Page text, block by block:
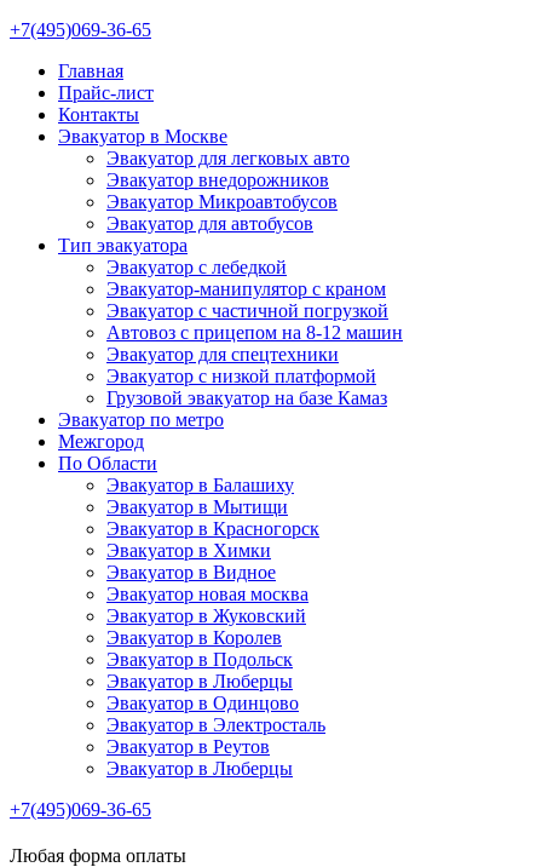
+7(495)069-36-65
Главная
Прайс-лист
Контакты
Эвакуатор в Москве
Эвакуатор для легковых авто
Эвакуатор внедорожников
Эвакуатор Микроавтобусов
Эвакуатор для автобусов
Тип эвакуатора
Эвакуатор с лебедкой
Эвакуатор-манипулятор с краном
Эвакуатор с частичной погрузкой
Автовоз с прицепом на 8-12 машин
Эвакуатор для спецтехники
Эвакуатор с низкой платформой
Грузовой эвакуатор на базе Камаз
Эвакуатор по метро
Межгород
По Области
Эвакуатор в Балашиху
Эвакуатор в Мытищи
Эвакуатор в Красногорск
Эвакуатор в Химки
Эвакуатор в Видное
Эвакуатор новая москва
Эвакуатор в Жуковский
Эвакуатор в Королев
Эвакуатор в Подольск
Эвакуатор в Люберцы
Эвакуатор в Одинцово
Эвакуатор в Электросталь
Эвакуатор в Реутов
Эвакуатор в Люберцы
+7(495)069-36-65
Любая форма оплаты